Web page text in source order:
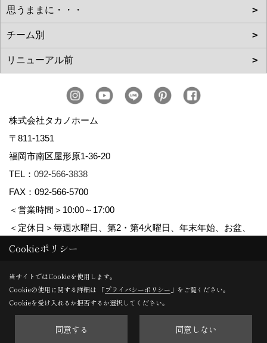
株式会社タカノホーム
〒811-1351
福岡市南区屋形原1-36-20
TEL： 092-566-3838
FAX：092-566-5700
＜営業時間＞10:00～17:00
＜定休日＞毎週水曜日、第2・第4火曜日、年末年始、お盆、
ゴールデンウィーク、夏季休暇
Copyright (c) TAKANO CONSTRUCTION CO.,LTD. All Rights Reserved.
Cookieポリシー
当サイトではCookieを使用します。
Cookieの使用に関する詳細は 「プライバシーポリシー 」をご覧ください。
Cookieを受け入れるか拒否するか選択してください。
同意する 同意しない